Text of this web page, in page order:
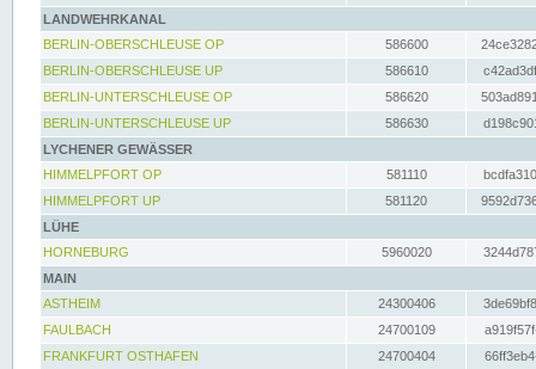
LANDWEHRKANAL
BERLIN-OBERSCHLEUSE OP
586600
BERLIN-OBERSCHLEUSE UP
586610
BERLIN-UNTERSCHLEUSE OP
586620
BERLIN-UNTERSCHLEUSE UP
586630
LYCHENER GEWÄSSER
HIMMELPFORT OP
581110
HIMMELPFORT UP
581120
LÜHE
HORNEBURG
5960020
MAIN
ASTHEIM
24300406
FAULBACH
24700109
FRANKFURT OSTHAFEN
24700404